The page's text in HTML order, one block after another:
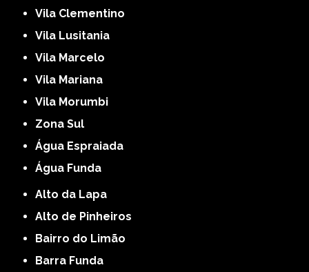
Vila Clementino
Vila Lusitania
Vila Marcelo
Vila Mariana
Vila Morumbi
Zona Sul
Água Espraiada
Água Funda
Alto da Lapa
Alto de Pinheiros
Bairro do Limão
Barra Funda